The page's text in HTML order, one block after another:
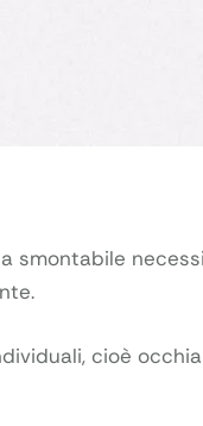
smontabile
cioè